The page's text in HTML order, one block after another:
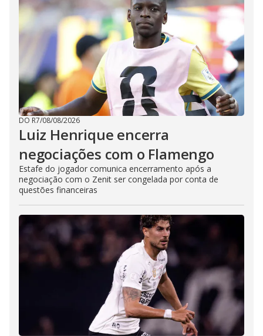
DO R7/08/08/2026
Luiz Henrique encerra
negociações com o Flamengo
Estafe do jogador comunica encerramento após a
negociação com o Zenit ser congelada por conta de
questões financeiras